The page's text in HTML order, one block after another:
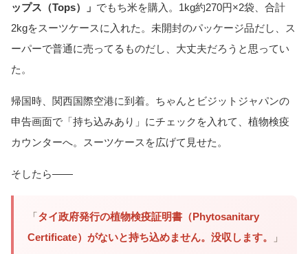
ップス（Tops）」 でもち米を購入。1kg約270円×2袋、合計
2kgをスーツケースに入れた。未開封のパッケージ品だし、ス
ーパーで普通に売ってるものだし、大丈夫だろうと思ってい
た。
帰国時、関西国際空港に到着。ちゃんとビジットジャパンの
申告画面で「持ち込みあり」にチェックを入れて、植物検疫
カウンターへ。スーツケースを広げて見せた。
そしたら——
「タイ政府発行の植物検疫証明書（Phytosanitary
Certificate）がないと持ち込めません。没収します。
」